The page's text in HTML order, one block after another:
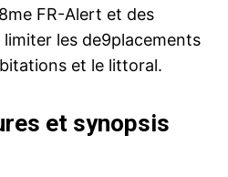
FR-Alert et des
les de9placements
et le littoral.
et synopsis